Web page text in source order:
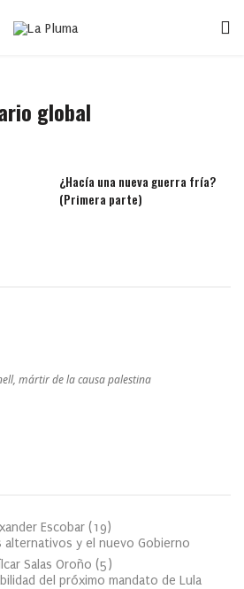
global
¿Hacía una nueva guerra fría?
(Primera parte)
mártir de la causa palestina
Escobar (19)
alternativos y el nuevo Gobierno
Salas Oroño (5)
del próximo mandato de Lula